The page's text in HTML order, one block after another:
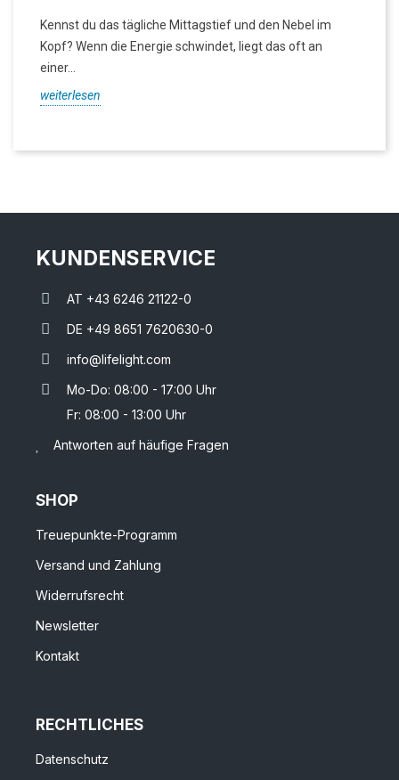
Kennst du das tägliche Mittagstief und den Nebel im
Kopf? Wenn die Energie schwindet, liegt das oft an
einer...
weiterlesen
KUNDENSERVICE
AT +43 6246 21122-0
DE +49 8651 7620630-0
info@lifelight.com
Mo-Do: 08:00 - 17:00 Uhr
Fr: 08:00 - 13:00 Uhr
Antworten auf häufige Fragen
SHOP
Treuepunkte-Programm
Versand und Zahlung
Widerrufsrecht
Newsletter
Kontakt
RECHTLICHES
Datenschutz